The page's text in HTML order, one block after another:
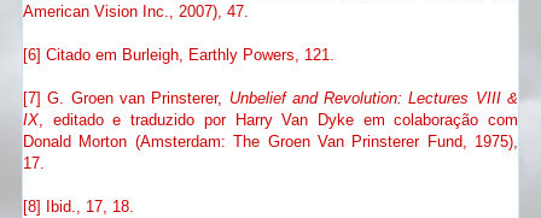
American Vision Inc., 2007), 47.
[6] Citado em Burleigh, Earthly Powers, 121.
[7] G. Groen van Prinsterer, Unbelief and Revolution: Lectures VIII &
IX , editado e traduzido por Harry Van Dyke em colaboração com
Donald Morton (Amsterdam: The Groen Van Prinsterer Fund, 1975),
17.
[8] Ibid., 17, 18.